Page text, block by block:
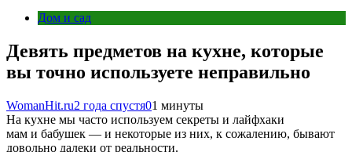
Дом и сад
Девять предметов на кухне, которые
вы точно используете неправильно
WomanHit.ru2 года спустя01 минуты
На кухне мы часто используем секреты и лайфхаки
мам и бабушек — и некоторые из них, к сожалению, бывают
довольно далеки от реальности.